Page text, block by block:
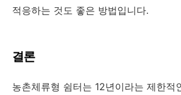
적응하는 것도 좋은 방법입니다.
결론
농촌체류형 쉼터는 12년이라는 제한적